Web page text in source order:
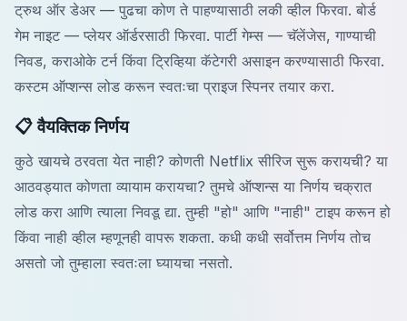
ट्रुथ ऑर डेअर — पुढचा कोण ते पाहण्यासाठी लकी व्हील फिरवा. बोर्ड
गेम नाइट — प्लेयर ऑर्डरसाठी फिरवा. पार्टी गेम्स — चॅलेंजेस, गाण्याची
निवड, कराओके टर्न किंवा ट्रिव्हिया कॅटेगरी असाइन करण्यासाठी फिरवा.
कस्टम ऑप्शन्स लोड करून स्वतःचा प्राइज स्पिनर तयार करा.
📋 वैयक्तिक निर्णय
कुठे खायचे ठरवता येत नाही? कोणती Netflix सीरिज सुरू करायची? या
आठवड्यात कोणता व्यायाम करायचा? तुमचे ऑप्शन्स या निर्णय चक्रात
लोड करा आणि त्याला निवडू द्या. तुम्ही "हो" आणि "नाही" टाइप करून हो
किंवा नाही व्हील म्हणूनही वापरू शकता. कधी कधी सर्वोत्तम निर्णय तोच
असतो जो तुम्हाला स्वतःला घ्यायचा नसतो.